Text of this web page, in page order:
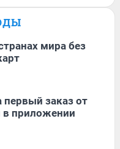
мира без
заказ от
в приложении